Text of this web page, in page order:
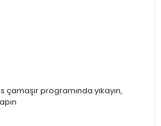
çamaşır programında yıkayın,